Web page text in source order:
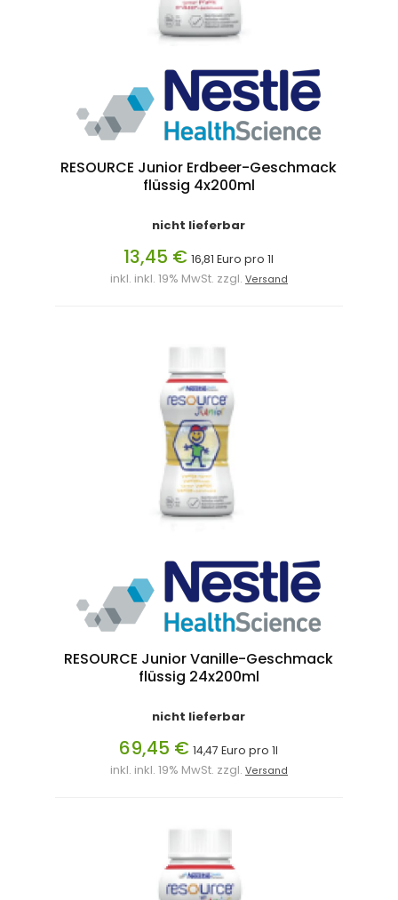
RESOURCE Junior Erdbeer-Geschmack
flüssig 4x200ml
nicht lieferbar
13,45 € 16,81 Euro pro 1l
inkl. inkl. 19% MwSt. zzgl. Versand
RESOURCE Junior Vanille-Geschmack
flüssig 24x200ml
nicht lieferbar
69,45 € 14,47 Euro pro 1l
inkl. inkl. 19% MwSt. zzgl. Versand